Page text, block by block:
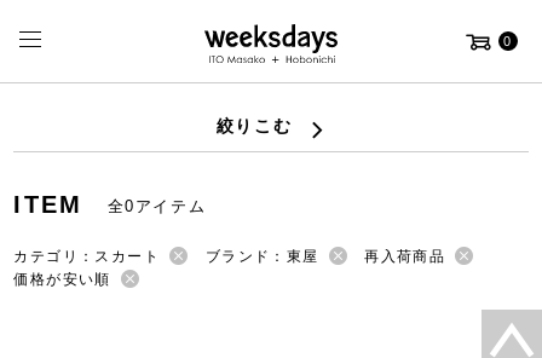
0
絞りこむ
ITEM 全0アイテム
カテゴリ：スカート ブランド：東屋
再入荷商品
価格が安い順